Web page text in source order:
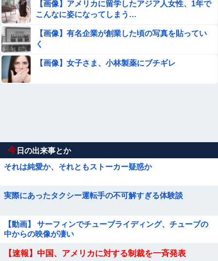
【画像】アメリカに留学したアジア人女性、1年で
こんなに姿になってしまう…
【画像】有名企業が創業した頃の写真を貼ってい
く
【画像】女子さま、小林製薬にブチギレ
今 日の出来事とか
それは純愛か、それともストーカー疑惑か
実際にあったタクシー運転手の不可解すぎる体験談
【動画】 サーフィンでチューブライディング、チューブの
中からの映像が凄い
【速報】中国、アメリカに対する制裁を一斉発表